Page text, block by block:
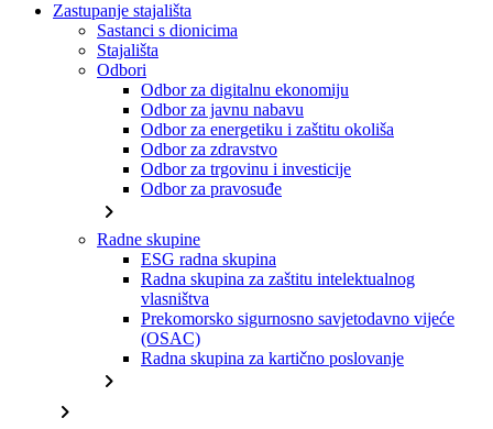
Zastupanje stajališta
Sastanci s dionicima
Stajališta
Odbori
Odbor za digitalnu ekonomiju
Odbor za javnu nabavu
Odbor za energetiku i zaštitu okoliša
Odbor za zdravstvo
Odbor za trgovinu i investicije
Odbor za pravosuđe
chevron_right
Radne skupine
ESG radna skupina
Radna skupina za zaštitu intelektualnog
vlasništva
Prekomorsko sigurnosno savjetodavno vijeće
(OSAC)
Radna skupina za kartično poslovanje
chevron_right
chevron_right